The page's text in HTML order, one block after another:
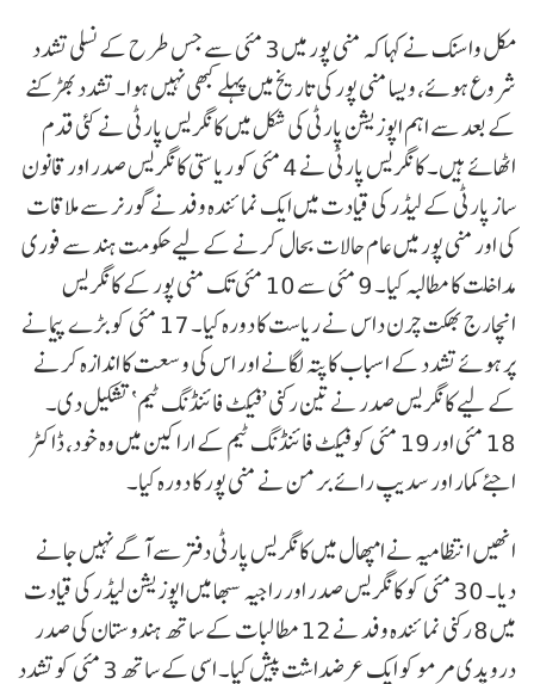
مکل واسنک نے کہا کہ منی پور میں 3 مئی سے جس طرح کے نسلی تشدد
شروع ہوئے، ویسا منی پور کی تاریخ میں پہلے کبھی نہیں ہوا۔ تشدد بھڑکنے
کے بعد سے اہم اپوزیشن پارٹی کی شکل میں کانگریس پارٹی نے کئی قدم
اٹھائے ہیں۔ کانگریس پارٹی نے 4 مئی کو ریاستی کانگریس صدر اور قانون
ساز پارٹی کے لیڈر کی قیادت میں ایک نمائندہ وفد نے گورنر سے ملاقات
کی اور منی پور میں عام حالات بحال کرنے کے لیے حکومت ہند سے فوری
مداخلت کا مطالبہ کیا۔ 9 مئی سے 10 مئی تک منی پور کے کانگریس
انچارج بھکت چرن داس نے ریاست کا دورہ کیا۔ 17 مئی کو بڑے پیمانے
پر ہوئے تشدد کے اسباب کا پتہ لگانے اور اس کی وسعت کا اندازہ کرنے
کے لیے کانگریس صدر نے تین رکنی ’فیکٹ فائنڈنگ ٹیم‘تشکیل دی۔
18 مئی اور 19 مئی کو فیکٹ فائنڈنگ ٹیم کے اراکین میں وہ خود، ڈاکٹر
اجئے کمار اور سدیپ رائے برمن نے منی پور کا دورہ کیا۔
انھیں انتظامیہ نے امپھال میں کانگریس پارٹی دفتر سے آگے نہیں جانے
دیا۔ 30 مئی کو کانگریس صدر اور راجیہ سبھا میں اپوزیشن لیڈر کی قیادت
میں 8 رکنی نمائندہ وفد نے 12 مطالبات کے ساتھ ہندوستان کی صدر
دروپدی مرمو کو ایک عرضداشت پیش کیا۔ اسی کے ساتھ 3 مئی کو تشدد